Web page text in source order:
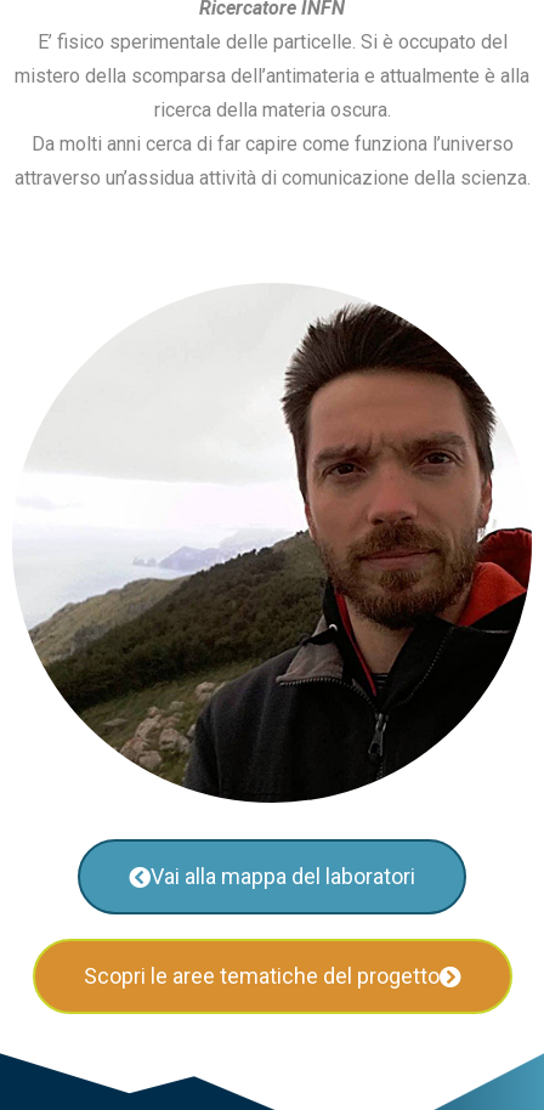
Ricercatore INFN
E’ fisico sperimentale delle particelle. Si è occupato del
mistero della scomparsa dell’antimateria e attualmente è alla
ricerca della materia oscura.
Da molti anni cerca di far capire come funziona l’universo
attraverso un’assidua attività di comunicazione della scienza.
Vai alla mappa del laboratori
Scopri le aree tematiche del progetto